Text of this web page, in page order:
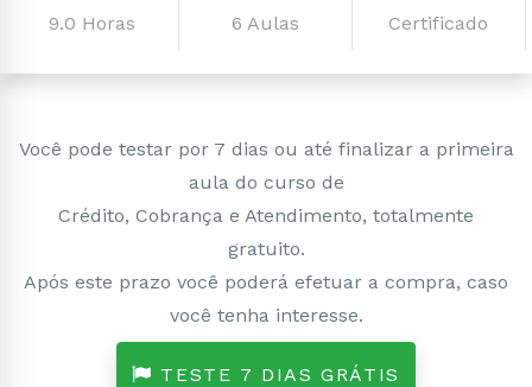
9.0 Horas 6 Aulas Certificado
Você pode testar por 7 dias ou até finalizar a primeira
aula do curso de
Crédito, Cobrança e Atendimento, totalmente
gratuito.
Após este prazo você poderá efetuar a compra, caso
você tenha interesse.
TESTE 7 DIAS GRÁTIS